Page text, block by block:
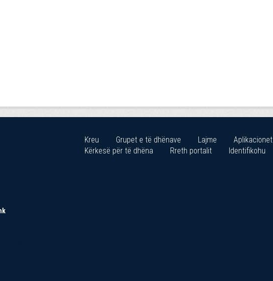
Kreu Grupet e të dhënave Lajme Aplikacionet
Kërkesë për të dhëna
Rreth portalit Identifikohu